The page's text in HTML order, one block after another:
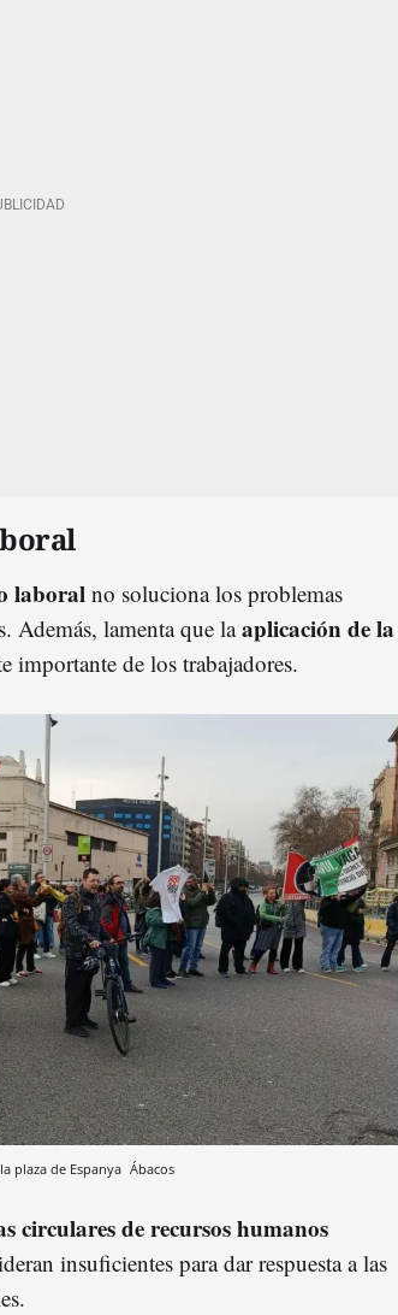
laboralno soluciona los problemas
Además, lamenta que laaplicación de la
importante de los trabajadores.
plaza de Espanya Ábacos
circulares de recursos humanos
insuficientes para dar respuesta a las